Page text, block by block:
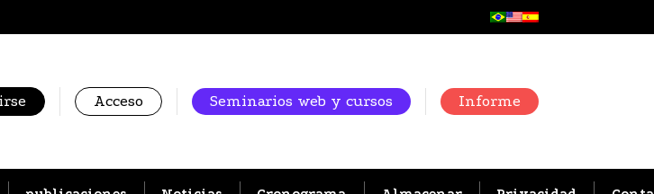
Acceso Seminarios web y cursos Informe